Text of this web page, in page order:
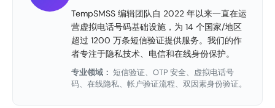
TempSMSS 编辑团队自 2022 年以来一直在运
营虚拟电话号码基础设施，为 14 个国家/地区
超过 1200 万条短信验证提供服务。我们的作
者专注于隐私技术、电信和在线身份保护。
专业领域： 短信验证、OTP 安全、虚拟电话号
码、在线隐私、帐户验证流程、双因素身份验证。